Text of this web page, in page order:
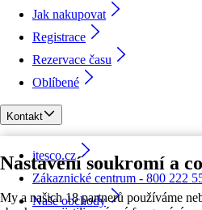
Nastavení soukromí a
My a našich 18 partnerů používáme
Jak nakupovat
Registrace
Rezervace času
Oblíbené
Kontakt
itesco.cz
Zákaznické centrum - 800 222
Naše obchody